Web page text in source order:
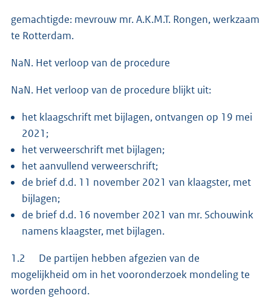
gemachtigde: mevrouw mr. A.K.M.T. Rongen, werkzaam
te Rotterdam.
NaN. Het verloop van de procedure
NaN. Het verloop van de procedure blijkt uit:
het klaagschrift met bijlagen, ontvangen op 19 mei
2021;
het verweerschrift met bijlagen;
het aanvullend verweerschrift;
de brief d.d. 11 november 2021 van klaagster, met
bijlagen;
de brief d.d. 16 november 2021 van mr. Schouwink
namens klaagster, met bijlagen.
1.2 De partijen hebben afgezien van de
mogelijkheid om in het vooronderzoek mondeling te
worden gehoord.